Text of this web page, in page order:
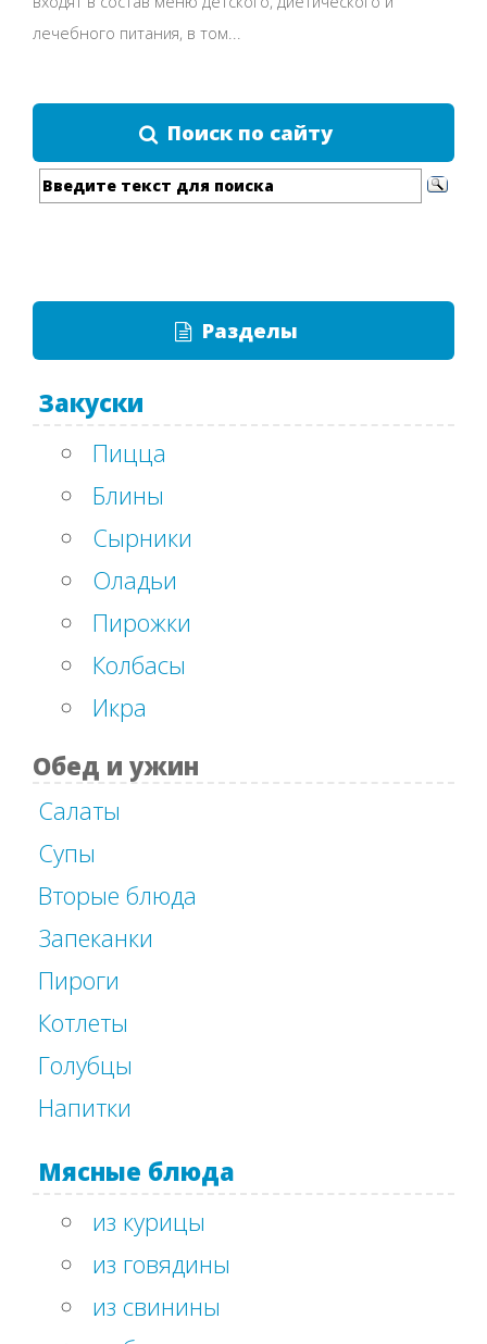
лечебного питания, в том...
Поиск по сайту
Разделы
Закуски
Пицца
Блины
Сырники
Оладьи
Пирожки
Колбасы
Икра
Обед и ужин
Салаты
Супы
Вторые блюда
Запеканки
Пироги
Котлеты
Голубцы
Напитки
Мясные блюда
из курицы
из говядины
из свинины